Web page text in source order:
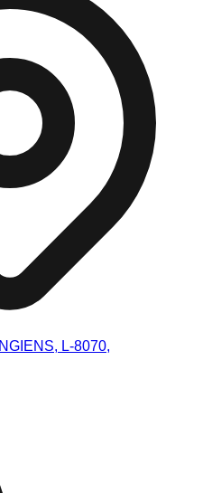
L-8070,